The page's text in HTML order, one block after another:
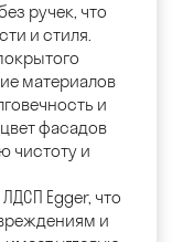
ручек, что
и стиля.
материалов
и
фасадов
чистоту и
Egger, что
и